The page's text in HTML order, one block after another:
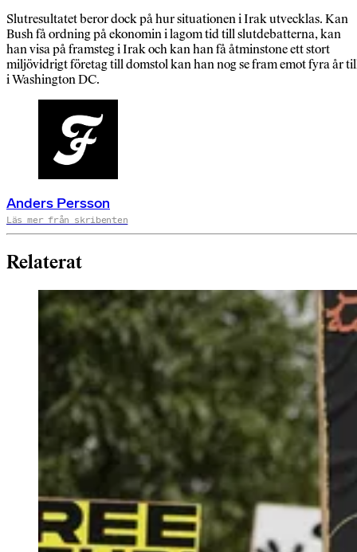
Slutresultatet beror dock på hur situationen i Irak utvecklas. Kan
Bush få ordning på ekonomin i lagom tid till slutdebatterna, kan
han visa på framsteg i Irak och kan han få åtminstone ett stort
miljövidrigt företag till domstol kan han nog se fram emot fyra år
i Washington DC.
Anders Persson
Läs mer från skribenten
Relaterat